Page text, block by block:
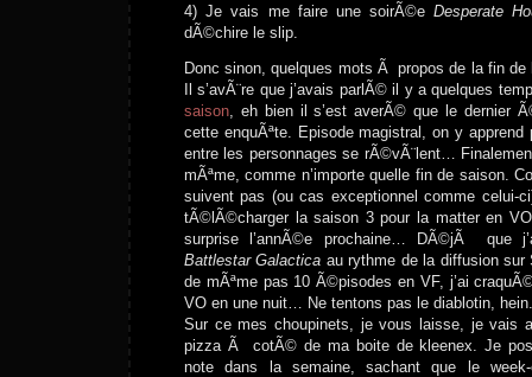
4) Je vais me faire une soirÃ©eDesperate
dÃ©chire le slip.
Donc sinon, quelques mots Ã propos de la fin
Il s’avÃ¨re que j’avais parlÃ© il y a quelques
saison, eh bien il s’est averÃ© que le dernier
cette enquÃªte. Episode magistral, on y
entre les personnages se rÃ©vÃ¨lent…
mÃªme, comme n’importe quelle fin de saison.
suivent pas (ou cas exceptionnel comme celui-
tÃ©lÃ©charger la saison 3 pour la matter en
surprise l’annÃ©e prochaine… DÃ©jÃ que
Battlestar Galactica au rythme de la diffusion sur
de mÃªme pas 10 Ã©pisodes en VF, j’ai
VO en une nuit… Ne tentons pas le diablotin, hein.
Sur ce mes choupinets, je vous laisse, je vais
pizza Ã cotÃ© de ma boite de kleenex. Je
note dans la semaine, sachant que le